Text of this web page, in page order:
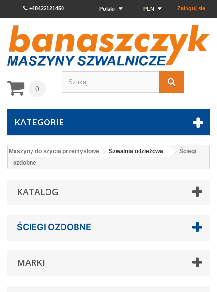
Zaloguj się
PLN
Polski
+48422121450
0
KATEGORIE
Maszyny do szycia przemysłowe Szwalnia odzieżowa
Ściegi
ozdobne
KATALOG
ŚCIEGI OZDOBNE
MARKI